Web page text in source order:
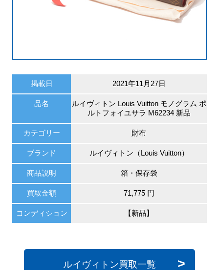
掲載日 2021年11月27日
品名
ルイヴィトン Louis Vuitton モノグラム ポ
ルトフォイユサラ M62234 新品
カテゴリー 財布
ブランド ルイヴィトン（Louis Vuitton）
商品説明 箱・保存袋
買取金額 71,775 円
コンディション 【新品】
ルイヴィトン買取一覧